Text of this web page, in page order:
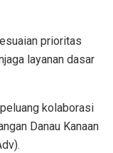
prioritas
layanan dasar
kolaborasi
Danau Kanaan